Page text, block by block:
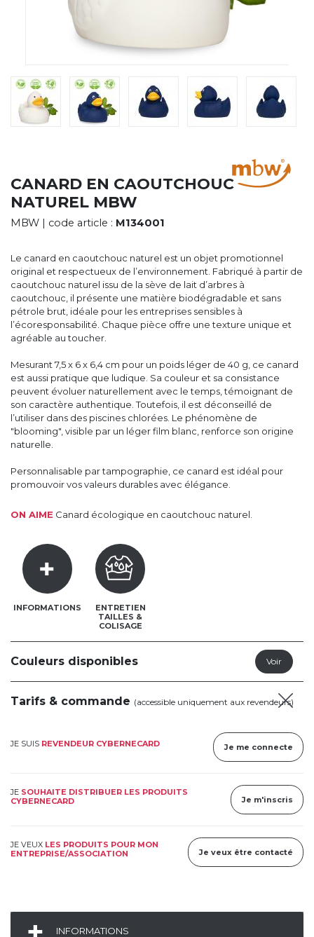
LA SOCIÉTÉ
ROADSHOWS, FORUM DES EXPERTS
MARQUES & CERTIFICATS
TECHNIQUES MARQUAGE
CANARD EN CAOUTCHOUC
NATUREL MBW
MBW | code article : M134001
Le canard en caoutchouc naturel est un objet promotionnel
original et respectueux de l’environnement. Fabriqué à partir de
caoutchouc naturel issu de la sève de lait d’arbres à
caoutchouc, il présente une matière biodégradable et sans
pétrole brut, idéale pour les entreprises sensibles à
l’écoresponsabilité. Chaque pièce offre une texture unique et
agréable au toucher.
Mesurant 7,5 x 6 x 6,4 cm pour un poids léger de 40 g, ce canard
est aussi pratique que ludique. Sa couleur et sa consistance
peuvent évoluer naturellement avec le temps, témoignant de
son caractère authentique. Toutefois, il est déconseillé de
l’utiliser dans des piscines chlorées. Le phénomène de
"blooming", visible par un léger film blanc, renforce son origine
naturelle.
Personnalisable par tampographie, ce canard est idéal pour
promouvoir vos valeurs durables avec élégance.
ON AIME Canard écologique en caoutchouc naturel.
INFORMATIONS
ENTRETIEN
TAILLES &
COLISAGE
Couleurs disponibles
Tarifs & commande (accessible uniquement aux revendeurs)
JE SUIS REVENDEUR CYBERNECARD Je me connecte
JE SOUHAITE DISTRIBUER LES PRODUITS
CYBERNECARD
Je m'inscris
JE VEUX LES PRODUITS POUR MON
ENTREPRISE/ASSOCIATION
Je veux être contacté
INFORMATIONS